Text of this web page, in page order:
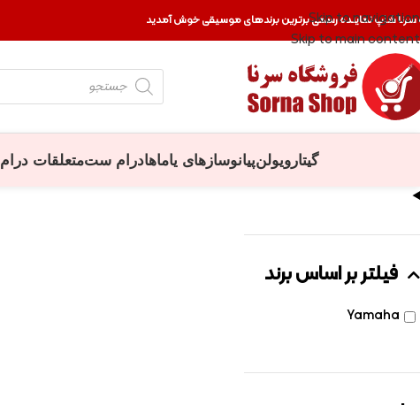
Skip to navigation
Skip to main content
سرنا شاپ نماینده رسمی برترین برندهای موسیقی خوش آمدید
گیتار ویولنپیانوسازهای یاماهادرام ستمتعلقات درام
فیلتر بر اساس برند
Yamaha